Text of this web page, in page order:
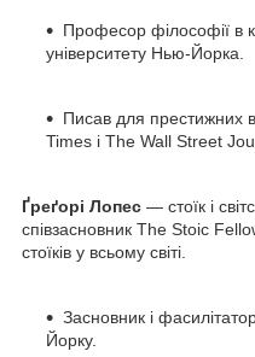
Професор філософії в
університету Нью-Йорка.
Писав для престижних
Times і The Wall Street
Ґреґорі Лопес — стоїк і
співзасновник The Stoic
стоїків у всьому світі.
Засновник і
Йорку.